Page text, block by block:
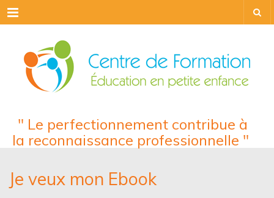
Menu
" Le perfectionnement contribue à
la reconnaissance professionnelle "
Je veux mon Ebook